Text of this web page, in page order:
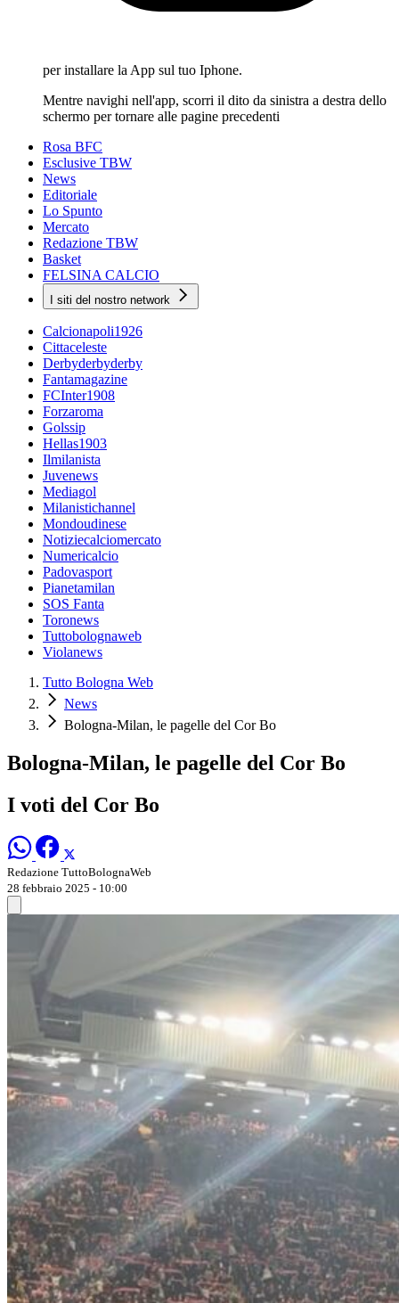
per installare la App sul tuo Iphone.
Mentre navighi nell'app, scorri il dito da sinistra a destra dello
schermo per tornare alle pagine precedenti
Rosa BFC
Esclusive TBW
News
Editoriale
Lo Spunto
Mercato
Redazione TBW
Basket
FELSINA CALCIO
I siti del nostro network
Calcionapoli1926
Cittaceleste
Derbyderbyderby
Fantamagazine
FCInter1908
Forzaroma
Golssip
Hellas1903
Ilmilanista
Juvenews
Mediagol
Milanistichannel
Mondoudinese
Notiziecalciomercato
Numericalcio
Padovasport
Pianetamilan
SOS Fanta
Toronews
Tuttobolognaweb
Violanews
Tutto Bologna Web
News
Bologna-Milan, le pagelle del Cor Bo
Bologna-Milan, le pagelle del Cor Bo
I voti del Cor Bo
Redazione TuttoBolognaWeb
28 febbraio 2025 - 10:00